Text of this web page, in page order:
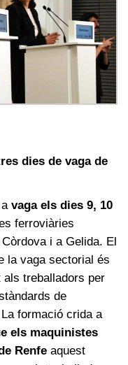
dies de vaga de
vaga els dies 9, 10
ferroviàries
i a Gelida. El
la vaga sectorial és
als treballadors per
de
formació crida a
els maquinistes
Renfe aquest